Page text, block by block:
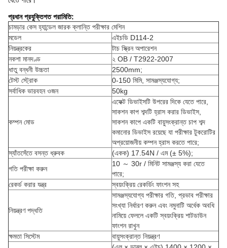
প্রধান প্রযুক্তিগত পরামিতি:
চামড়ার কেস হ্যান্ডেল জারক ক্লান্তি পরীক্ষার মেশিন
মডেল
এইচডি D114-2
নিয়ন্ত্রকের
টাচ স্ক্রিন অপারেশন
নকশা মানদণ্ড
২ OB / T2922-2007
ধাতু বন্ধনী উচ্চতা
2500mm;
টেস্ট স্ট্রোক
0-150 মিমি, সামঞ্জস্যযোগ্য;
সর্বাধিক ভারবহন ওজন
50kg
কম্পন মোড
এফেক্ট ডিভাইসটি উপরের দিকে যেতে পারে,
সাকশন কাপ শব্দটি হ্রাস করার ডিভাইস,
সাকশন কাপে একটি বায়ুসংক্রান্ত চাপ শব্দ
কমানোর ডিভাইস রয়েছে যা পরীক্ষার টুকরোটির
অপ্রয়োজনীয় কম্পন হ্রাস করতে পারে;
স্যাঁতসেঁতে বসন্ত ধ্রুবক
(একক) 17.54N / এম (± 5%);
গতি পরীক্ষা করুন
10 ～ 30r / মিনিট সামঞ্জস্য করা যেতে
পারে;
রেকর্ড করার যন্ত্র
স্বয়ংক্রিয় রেকর্ডিং ফাংশন সহ
নিয়ন্ত্রণ পদ্ধতি
সামঞ্জস্যযোগ্য পরীক্ষার গতি, প্রভাব পরীক্ষার
সংখ্যা নির্ধারণ করুন এবং নমুনাটি অর্ধেক অবধি
নামিয়ে ফেললে একটি স্বয়ংক্রিয় শাটডাউন
ফাংশন রাখুন
ক্ষমতা সিস্টেম
বায়ুসংক্রান্ত নিয়ন্ত্রণ